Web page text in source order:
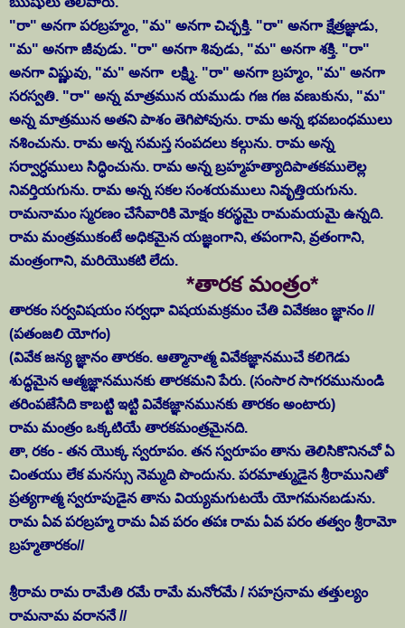
"రా" అనగా పరబ్రహ్మం, "మ" అనగా చిచ్ఛక్తి. "రా" అనగా క్షేత్రజ్ఞుడు,
"మ" అనగా జీవుడు. "రా" అనగా శివుడు, "మ" అనగా శక్తి. "రా"
అనగా విష్ణువు, "మ" అనగా లక్ష్మి. "రా" అనగా బ్రహ్మం, "మ" అనగా
సరస్వతి. "రా" అన్న మాత్రమున యముడు గజ గజ వణుకును, "మ"
అన్న మాత్రమున అతని పాశం తెగిపోవును. రామ అన్న భవబంధములు
నశించును. రామ అన్న సమస్త సంపదలు కల్గును. రామ అన్న
సర్వార్ధములు సిద్ధించును. రామ అన్న బ్రహ్మహత్యాదిపాతకములెల్ల
నివర్తియగును. రామ అన్న సకల సంశయములు నివృత్తియగును.
రామనామం స్మరణం చేసేవారికి మోక్షం కరస్థమై రామమయమై ఉన్నది.
రామ మంత్రముకంటే అధికమైన యజ్ఞంగాని, తపంగాని, వ్రతంగాని,
మంత్రంగాని, మరియొకటి లేదు.
*తారక మంత్రం*
తారకం సర్వవిషయం సర్వధా విషయమక్రమం చేతి వివేకజం జ్ఞానం //
(పతంజలి యోగం)
(వివేక జన్య జ్ఞానం తారకం. ఆత్మానాత్మ వివేకజ్ఞానముచే కలిగెడు
శుద్ధమైన ఆత్మజ్ఞానమునకు తారకమని పేరు. (సంసార సాగరమునుండి
తరింపజేసేది కాబట్టి ఇట్టి వివేకజ్ఞానమునకు తారకం అంటారు)
రామ మంత్రం ఒక్కటియే తారకమంత్రమైనది.
తా, రకం - తన యొక్క స్వరూపం. తన స్వరూపం తాను తెలిసికొనినచో ఏ
చింతయు లేక మనస్సు నెమ్మది పొందును. పరమాత్ముడైన శ్రీరామునితో
ప్రత్యగాత్మ స్వరూపుడైన తాను వియ్యమగుటయే యోగమనబడును.
రామ ఏవ పరబ్రహ్మ రామ ఏవ పరం తపః రామ ఏవ పరం తత్వం శ్రీరామో
బ్రహ్మతారకం//
శ్రీరామ రామ రామేతి రమే రామే మనోరమే / సహస్రనామ తత్తుల్యం
రామనామ వరాననే //